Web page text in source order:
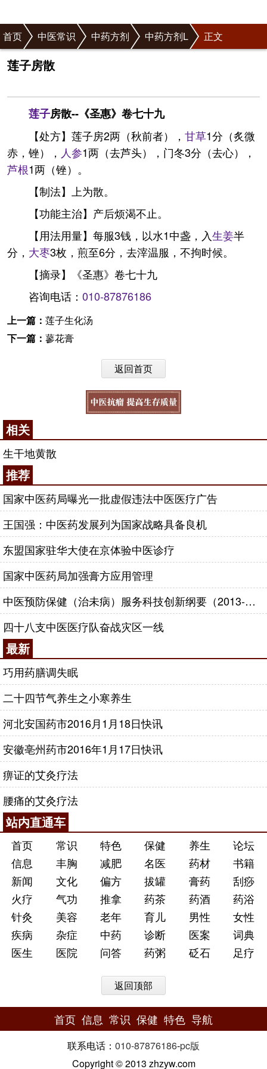
首页 中医常识 中药方剂 中药方剂L 正文
莲子房散
莲子房散--《圣惠》卷七十九
【处方】莲子房2两（秋前者）， 甘草1分（炙微
赤，锉）， 人参1两（去芦头），门冬3分（去心），
芦根1两（锉）。
【制法】上为散。
【功能主治】产后烦渴不止。
【用法用量】每服3钱，以水1中盏，入生姜半
分， 大枣3枚，煎至6分，去滓温服，不拘时候。
【摘录】《圣惠》卷七十九
咨询电话： 010-87876186
上一篇： 莲子生化汤
下一篇： 蓼花膏
返回首页
相关
生干地黄散
推荐
国家中医药局曝光一批虚假违法中医医疗广告
王国强：中医药发展列为国家战略具备良机
东盟国家驻华大使在京体验中医诊疗
国家中医药局加强膏方应用管理
中医预防保健（治未病）服务科技创新纲要（2013-2020年）
四十八支中医医疗队奋战灾区一线
最新
巧用药膳调失眠
二十四节气养生之小寒养生
河北安国药市2016月1月18日快讯
安徽亳州药市2016年1月17日快讯
痹证的艾灸疗法
腰痛的艾灸疗法
站内直通车
首页 常识 特色 保健 养生
论坛
信息
丰胸 减肥 名医 药材
书籍
新闻
文化 偏方 拔罐 膏药
刮痧
火疗
气功 推拿 药茶 药酒
药浴
针灸
美容 老年 育儿 男性
女性
疾病
杂症 中药 诊断 医案
词典
医生
医院 问答 药粥 砭石 足疗
返回顶部
首页 信息 常识 保健 特色 导航
联系电话： 010-87876186-pc版
Copyright © 2013 zhzyw.com